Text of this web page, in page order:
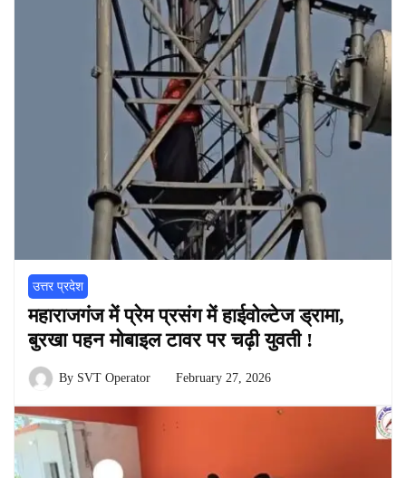
उत्तर प्रदेश
महाराजगंज में प्रेम प्रसंग में हाईवोल्टेज ड्रामा,
बुरखा पहन मोबाइल टावर पर चढ़ी युवती !
By SVT Operator February 27, 2026